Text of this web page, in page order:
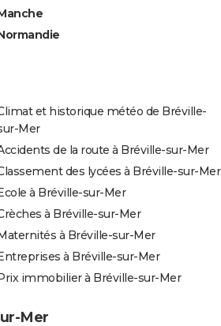
et historique météo de Bréville-
Mer
de la route à Bréville-sur-Mer
des lycées à Bréville-sur-Mer
à Bréville-sur-Mer
à Bréville-sur-Mer
à Bréville-sur-Mer
à Bréville-sur-Mer
immobilier à Bréville-sur-Mer
Mer